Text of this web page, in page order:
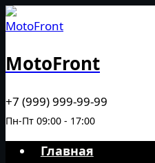
Перейти
к
MotoFront
+7 (999) 999-99-99
Пн-Пт 09:00 - 17:00
Главная